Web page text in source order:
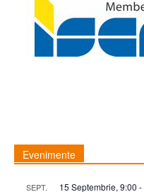
Evenimente
SEPT. 15 Septembrie, 9:00 -